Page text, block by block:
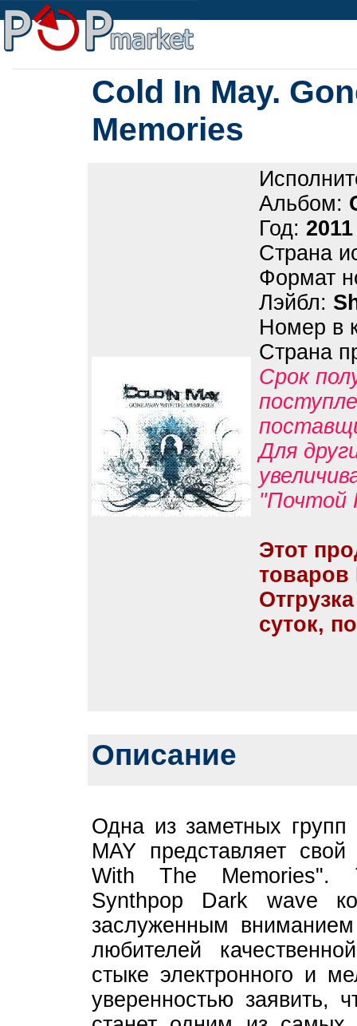
Cold In May.
Memories
Альбом:
Год: 2011
Страна
Формат
Лэйбл:
Номер в
Страна
Срок
Для
"Почтой
Этот
товаров
суток,
Описание
Одна из заметных
MAY представляет
With The Memories".
Synthpop Dark wave
заслуженным
любителей
стыке электронного и
уверенностью заявить,